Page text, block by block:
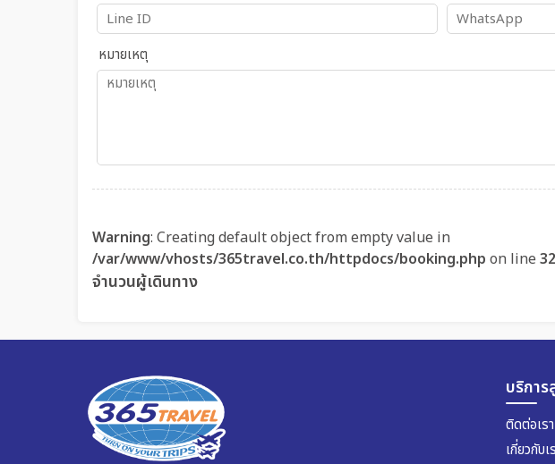
หมายเหตุ
Warning: Creating default object from empty value in
/var/www/vhosts/365travel.co.th/httpdocs/booking.php on line
จำนวนผู้เดินทาง
บริการ
ติดต่อเรา
เกี่ยวกับเ